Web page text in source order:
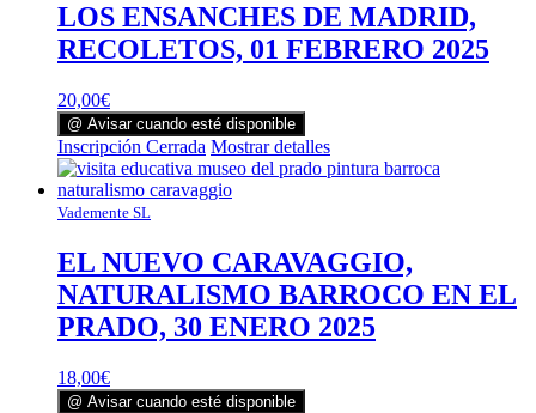
LOS ENSANCHES DE MADRID,
RECOLETOS, 01 FEBRERO 2025
20,00€
@ Avisar cuando esté disponible
Inscripción Cerrada Mostrar detalles
Vademente SL
EL NUEVO CARAVAGGIO,
NATURALISMO BARROCO EN EL
PRADO, 30 ENERO 2025
18,00€
@ Avisar cuando esté disponible